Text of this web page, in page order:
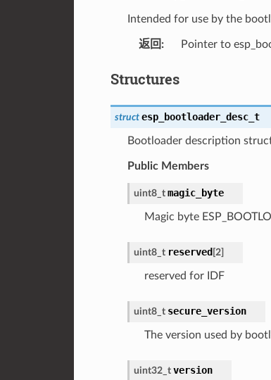
Intended for use by the
返回 : Pointer to
Structures
struct esp_bootloader_desc_t
Bootloader description
Public Members
uint8_t magic_byte
Magic byte
uint8_t reserved [2]
reserved for IDF
uint8_t secure_version
The version used by
uint32_t version